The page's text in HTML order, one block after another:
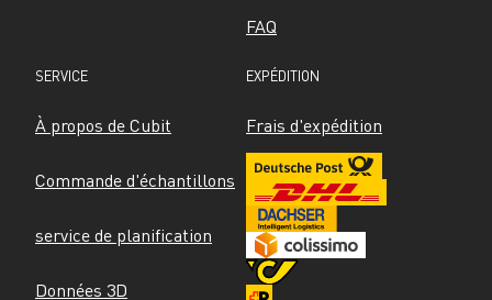
FAQ
SERVICE
À propos de Cubit
Commande d'échantillons
service de planification
Données 3D
EXPÉDITION
Frais d'expédition